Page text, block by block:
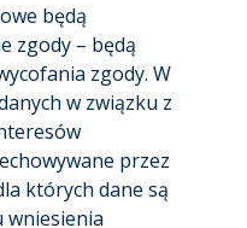
będą
zgody – będą
zgody. W
w związku z
przez
których dane są
wniesienia